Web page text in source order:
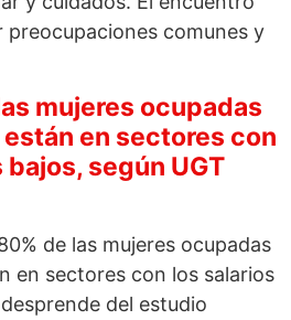
comunes y
mujeres ocupadas
en sectores con
según UGT
de las mujeres ocupadas
en sectores con los salarios
del estudio